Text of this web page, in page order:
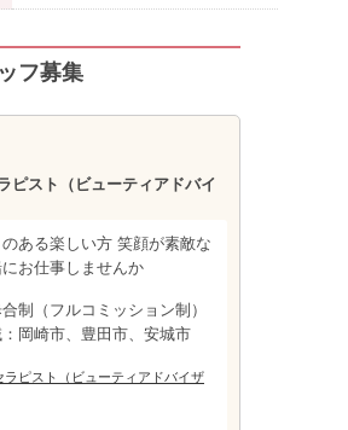
フ募集
ピスト（ビューティアドバイ
ある楽しい方 笑顔が素敵な
お仕事しませんか
制（フルコミッション制）
岡崎市、豊田市、安城市
ラピスト（ビューティアドバイザ